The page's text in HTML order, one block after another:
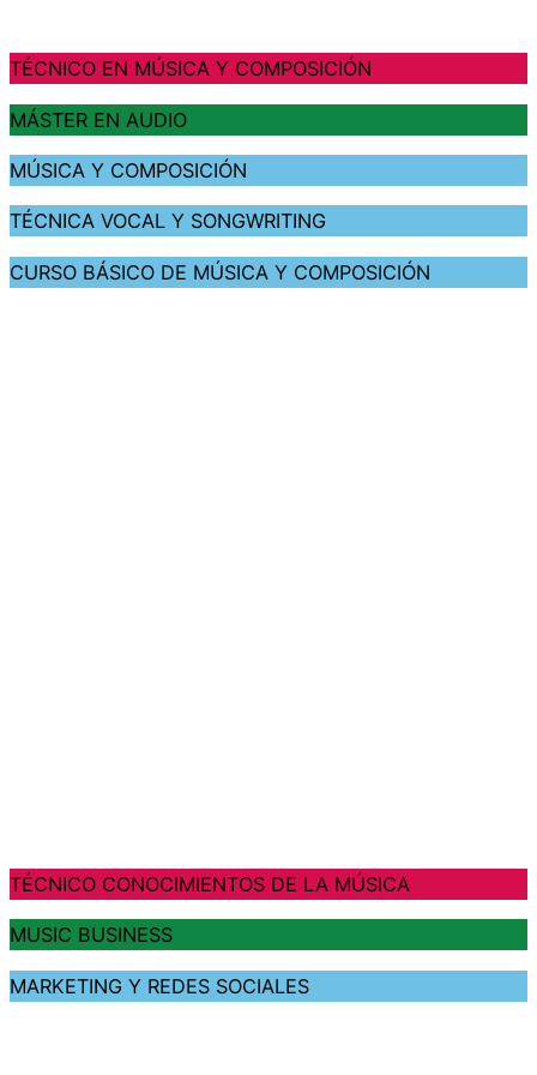
TÉCNICO EN MÚSICA Y COMPOSICIÓN
MÁSTER EN AUDIO
MÚSICA Y COMPOSICIÓN
TÉCNICA VOCAL Y SONGWRITING
CURSO BÁSICO DE MÚSICA Y COMPOSICIÓN
TÉCNICO CONOCIMIENTOS DE LA MÚSICA
MUSIC BUSINESS
MARKETING Y REDES SOCIALES